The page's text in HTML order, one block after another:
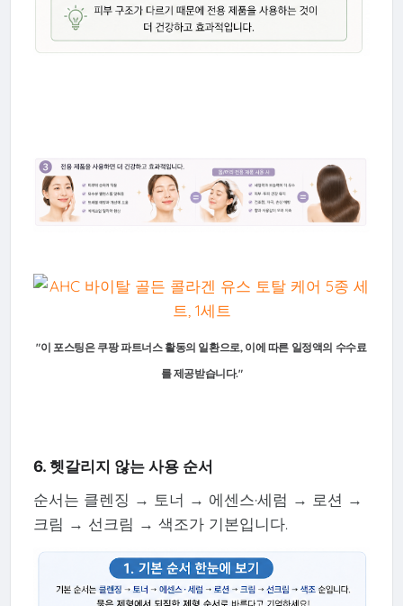
"이 포스팅은 쿠팡 파트너스 활동의 일환으로, 이에 따른 일정액의 수수료
를 제공받습니다."
6. 헷갈리지 않는 사용 순서
순서는 클렌징 → 토너 → 에센스·세럼 → 로션 →
크림 → 선크림 → 색조가 기본입니다.